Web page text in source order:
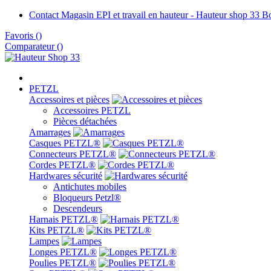
Contact Magasin EPI et travail en hauteur - Hauteur shop 33
Favoris ()
Comparateur ()
PETZL
Accessoires et pièces
Accessoires PETZL
Pièces détachées
Amarrages
Casques PETZL®
Connecteurs PETZL®
Cordes PETZL®
Hardwares sécurité
Antichutes mobiles
Bloqueurs Petzl®
Descendeurs
Harnais PETZL®
Kits PETZL®
Lampes
Longes PETZL®
Poulies PETZL®